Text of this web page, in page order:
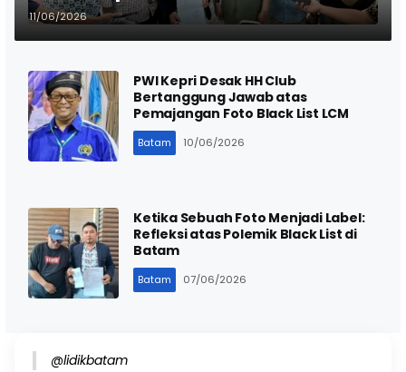
Foto Blacklist Mendadak Hilang
11/06/2026
PWI Kepri Desak HH Club
Bertanggung Jawab atas
Pemajangan Foto Black List LCM
Batam 10/06/2026
Ketika Sebuah Foto Menjadi Label:
Refleksi atas Polemik Black List di
Batam
Batam 07/06/2026
@lidikbatam